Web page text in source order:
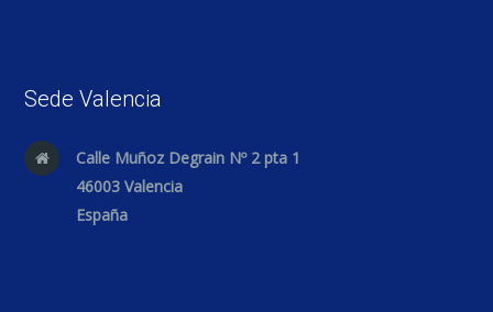
Sede Valencia
Calle Muñoz Degrain Nº 2 pta 1
46003 Valencia
España